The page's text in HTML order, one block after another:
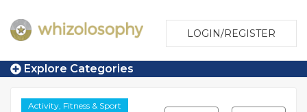
LOGIN/REGISTER
Explore Categories
Activity, Fitness & Sport